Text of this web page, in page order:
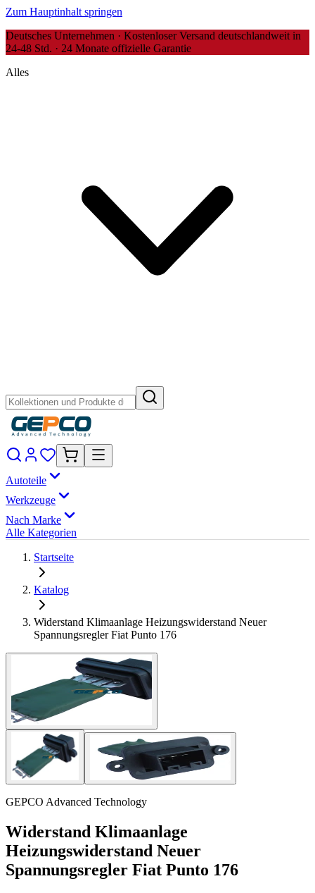
Zum Hauptinhalt springen
Deutsches Unternehmen · Kostenloser Versand deutschlandweit in
24-48 Std. · 24 Monate offizielle Garantie
Alles
Autoteile
Werkzeuge
Nach Marke
Alle Kategorien
Startseite
Katalog
Widerstand Klimaanlage Heizungswiderstand Neuer
Spannungsregler Fiat Punto 176
GEPCO Advanced Technology
Widerstand Klimaanlage
Heizungswiderstand Neuer
Spannungsregler Fiat Punto 176